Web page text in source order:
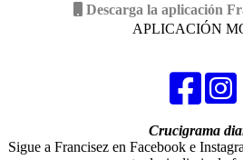
Descarga la aplicación
APLICACIÓN
Crucigrama
Sigue a Francisez en Facebook e